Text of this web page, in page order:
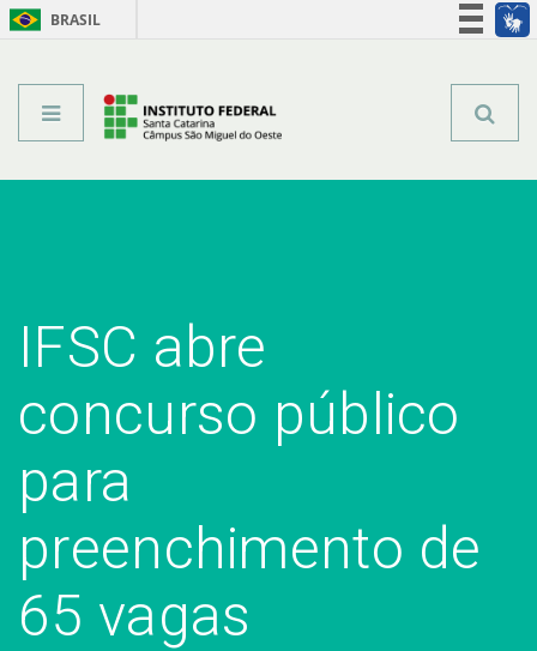
BRASIL
IFSC abre
concurso público
para
preenchimento de
65 vagas